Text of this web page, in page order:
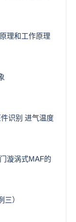
理和工作原理
识别 进气温度
漩涡式MAF的
）